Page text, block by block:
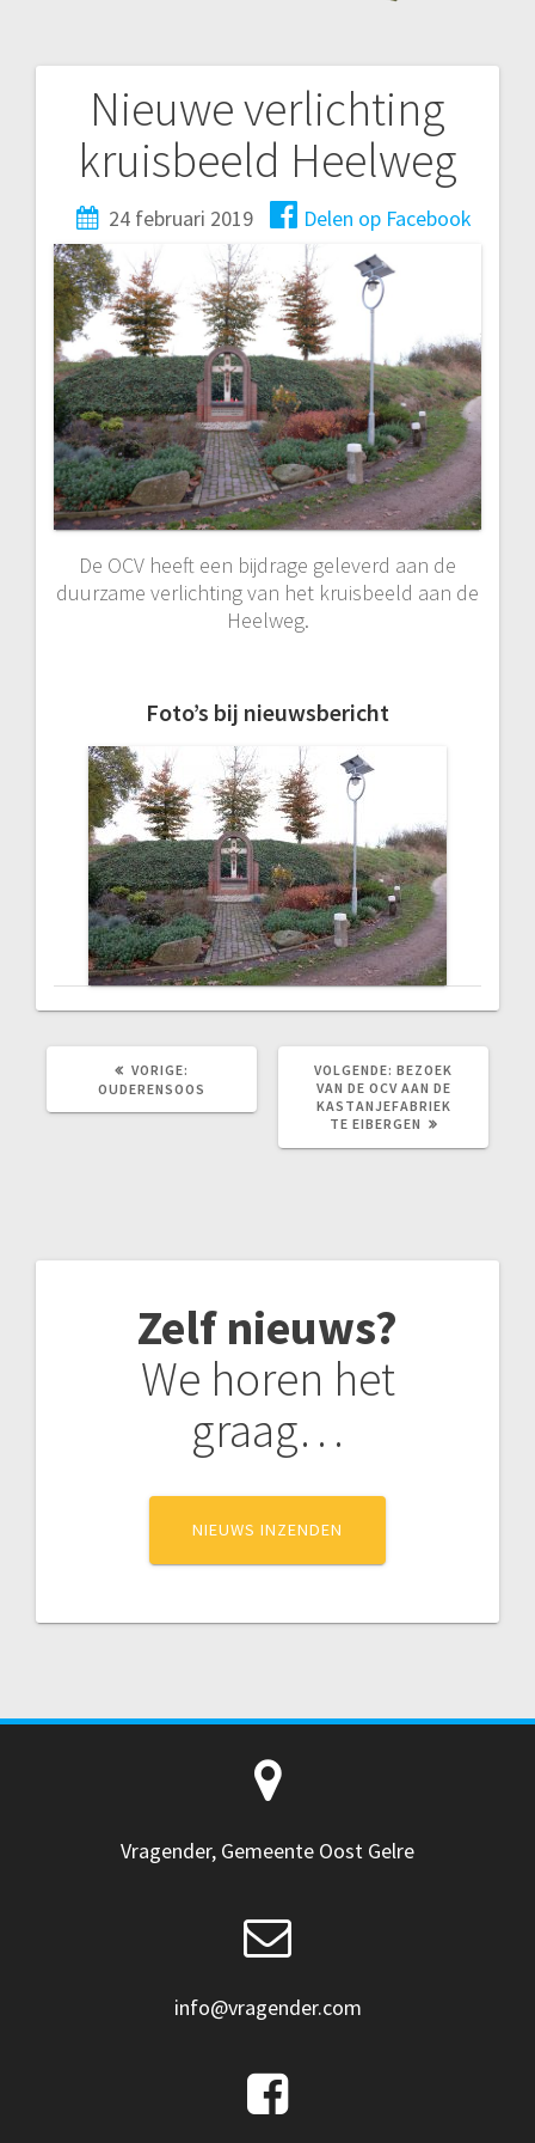
Nieuwe verlichting
kruisbeeld Heelweg
24 februari 2019 Delen op Facebook
De OCV heeft een bijdrage geleverd aan de
duurzame verlichting van het kruisbeeld aan de
Heelweg.
Foto’s bij nieuwsbericht
Bericht
navigatie
VORIGE:
BERICHT:
OUDERENSOOS
VOLGENDE: VOLGEND
BERICHT:
BEZOEK
VAN DE OCV AAN DE
KASTANJEFABRIEK
TE EIBERGEN
Zelf nieuws?
We horen het
graag…
NIEUWS INZENDEN
Vragender, Gemeente Oost Gelre
info@vragender.com